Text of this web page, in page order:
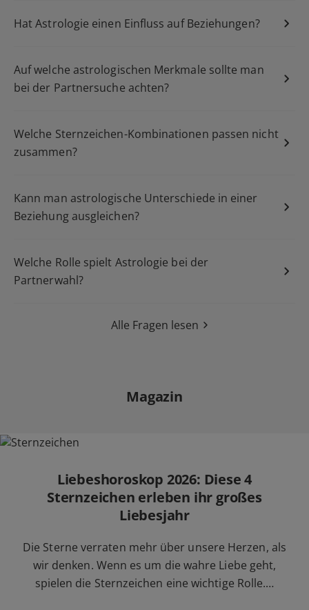
Hat Astrologie einen Einfluss auf Beziehungen?
Auf welche astrologischen Merkmale sollte man
bei der Partnersuche achten?
Welche Sternzeichen-Kombinationen passen nicht
zusammen?
Kann man astrologische Unterschiede in einer
Beziehung ausgleichen?
Welche Rolle spielt Astrologie bei der
Partnerwahl?
Alle Fragen lesen
Magazin
Liebeshoroskop 2026: Diese 4
Sternzeichen erleben ihr großes
Liebesjahr
Die Sterne verraten mehr über unsere Herzen, als
wir denken. Wenn es um die wahre Liebe geht,
spielen die Sternzeichen eine wichtige Rolle.…